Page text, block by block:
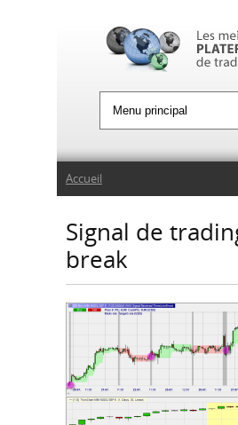
Vous êtes ici
Accueil
Signal de
break